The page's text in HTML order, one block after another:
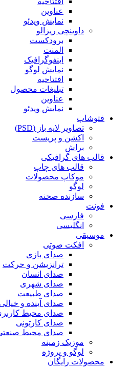
عناوین
نمایش ویدئو
داوینچی ریزالو
برودکست
المنت
اینفوگرافیک
نمایش لوگو
افتتاحیه
تبلیغات محصول
عناوین
نمایش ویدئو
فتوشاپ
تصاویر لایه باز (PSD)
اکشن و پریست
براش
قالب های گرافیکی
قالب های چاپ
موکاپ محصولات
لوگو
سازنده صحنه
فونت
فارسی
انگلیسی
موسیقی
افکت صوتی
صدای بازی
ترانزیشن و حرکت
صدای انسان
صدای شهری
صدای طبیعت
صدای آینده و خیالی
صدای محیط
صدای کارتونی
صدای محیط
موزیک زمینه
لوگو و پروژه
محصولات رایگان